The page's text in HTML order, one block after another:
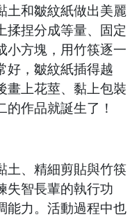
土和皺紋紙做出美麗
揉捏分成等量、固定
小方塊，用竹筷逐一
好，皺紋紙插得越
畫上花莖、黏上包裝
作品就誕生了！
土、精細剪貼與竹筷
失智長輩的執行功
能力。活動過程中也